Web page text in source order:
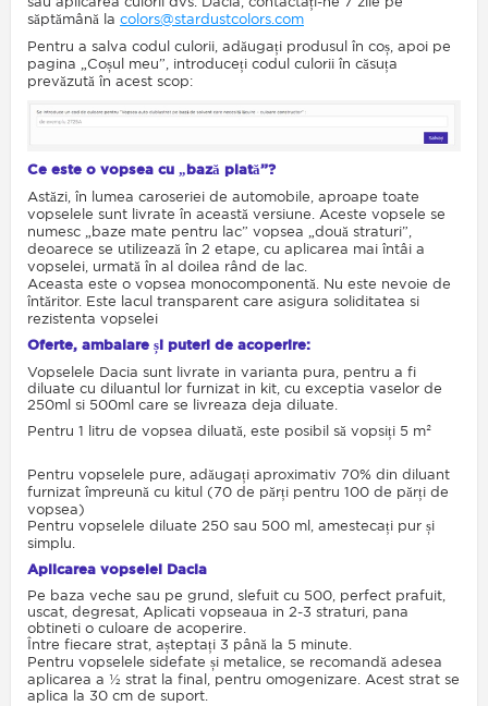
săptămână la colors@stardustcolors.com
Pentru a salva codul culorii, adăugați produsul în coș, apoi pe
pagina „Coșul meu”, introduceți codul culorii în căsuța
prevăzută în acest scop:
Ce este o vopsea cu „bază plată”?
Astăzi, în lumea caroseriei de automobile, aproape toate
vopselele sunt livrate în această versiune. Aceste vopsele se
numesc „baze mate pentru lac” vopsea „două straturi”,
deoarece se utilizează în 2 etape, cu aplicarea mai întâi a
vopselei, urmată în al doilea rând de lac.
Aceasta este o vopsea monocomponentă. Nu este nevoie de
întăritor. Este lacul transparent care asigura soliditatea si
rezistenta vopselei
Oferte, ambalare și puteri de acoperire:
Vopselele Dacia sunt livrate in varianta pura, pentru a fi
diluate cu diluantul lor furnizat in kit, cu exceptia vaselor de
250ml si 500ml care se livreaza deja diluate.
Pentru 1 litru de vopsea diluată, este posibil să vopsiți 5 m²
Pentru vopselele pure, adăugați aproximativ 70% din diluant
furnizat împreună cu kitul (70 de părți pentru 100 de părți de
vopsea)
Pentru vopselele diluate 250 sau 500 ml, amestecați pur și
simplu.
Aplicarea vopselei Dacia
Pe baza veche sau pe grund, slefuit cu 500, perfect prafuit,
uscat, degresat, Aplicati vopseaua in 2-3 straturi, pana
obtineti o culoare de acoperire.
Între fiecare strat, așteptați 3 până la 5 minute.
Pentru vopselele sidefate și metalice, se recomandă adesea
aplicarea a ½ strat la final, pentru omogenizare. Acest strat se
aplica la 30 cm de suport.